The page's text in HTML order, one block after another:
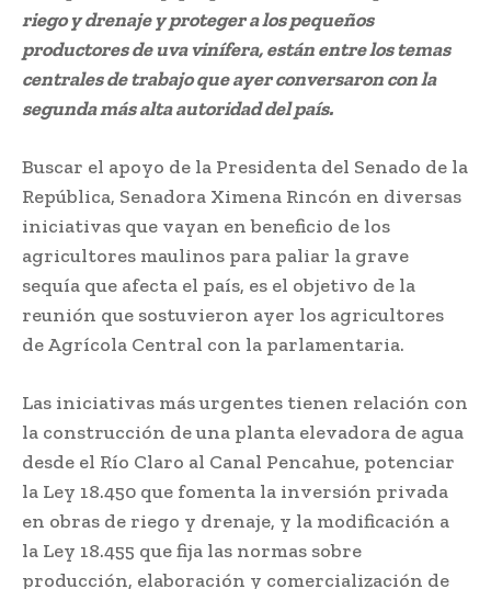
riego y drenaje y proteger a los pequeños
productores de uva vinífera, están entre los temas
centrales de trabajo que ayer conversaron con la
segunda más alta autoridad del país.
Buscar el apoyo de la Presidenta del Senado de la
República, Senadora Ximena Rincón en diversas
iniciativas que vayan en beneficio de los
agricultores maulinos para paliar la grave
sequía que afecta el país, es el objetivo de la
reunión que sostuvieron ayer los agricultores
de Agrícola Central con la parlamentaria.
Las iniciativas más urgentes tienen relación con
la construcción de una planta elevadora de agua
desde el Río Claro al Canal Pencahue, potenciar
la Ley 18.450 que fomenta la inversión privada
en obras de riego y drenaje, y la modificación a
la Ley 18.455 que fija las normas sobre
producción, elaboración y comercialización de